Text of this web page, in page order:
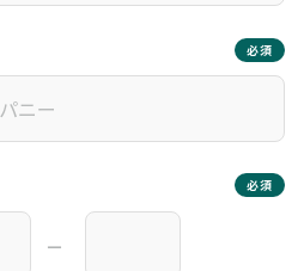
必須
必須
―